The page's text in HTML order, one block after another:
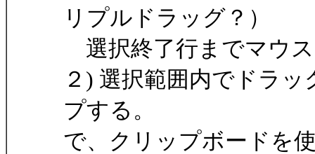
リプルドラッグ？）
選択終了行までマウ
２) 選択範囲内でドラ
プする。
で、クリップボードを